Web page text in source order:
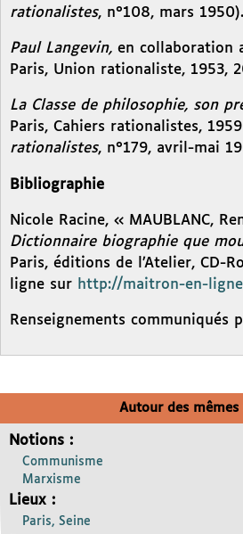
rationalistes, n°108, mars 1950).
Paul Langevin, en collaboration
Paris, Union rationaliste, 1953,
La Classe de philosophie, son
Paris, Cahiers rationalistes,
rationalistes, n°179, avril-mai
Bibliographie
Nicole Racine, « MAUBLANC,
Dictionnaire biographie que
Paris, éditions de l’Atelier, CD-
ligne sur http://maitron-en-
Renseignements communiqués
Autour des mêmes
Notions :
Communisme
Marxisme
Lieux :
Paris, Seine